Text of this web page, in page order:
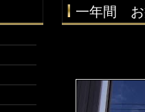
一年間 お